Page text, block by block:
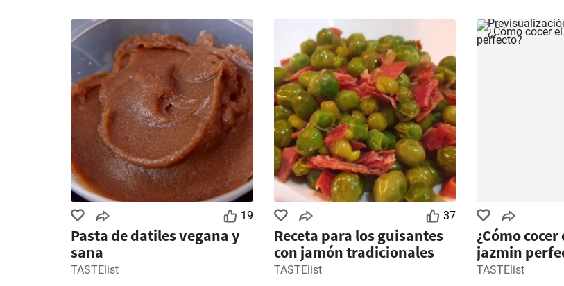
19
Pasta de datiles vegana y
sana
TASTElist
37
Receta para los guisantes
con jamón tradicionales
TASTElist
¿Cómo
jazmin
TASTElist